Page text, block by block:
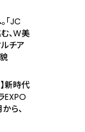
「JC
、W美
チア
新時代
EXPO
ら、